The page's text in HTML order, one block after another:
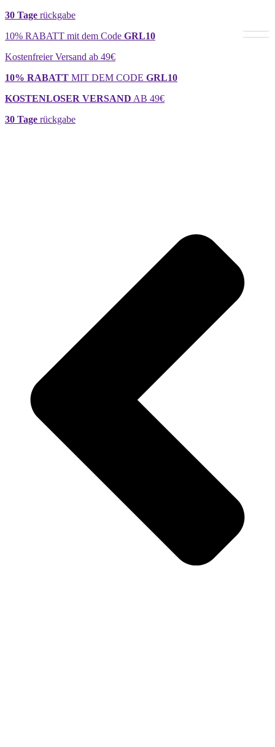
30 Tage rückgabe
10% RABATT mit dem Code GRL10
Kostenfreier Versand ab 49€
10% RABATT MIT DEM CODE GRL10
KOSTENLOSER VERSAND AB 49€
30 Tage rückgabe